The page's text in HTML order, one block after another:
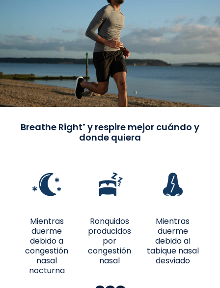
Breathe Right® y respire mejor cuándo y
donde quiera
Mientras
duerme
debido a
congestión
nasal
nocturna
Ronquidos
producidos
por
congestión
nasal
Mientras
duerme
debido al
tabique nasal
desviado